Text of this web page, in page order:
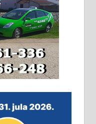
путу, на
7 ари.
25
Зеленом
Могућа